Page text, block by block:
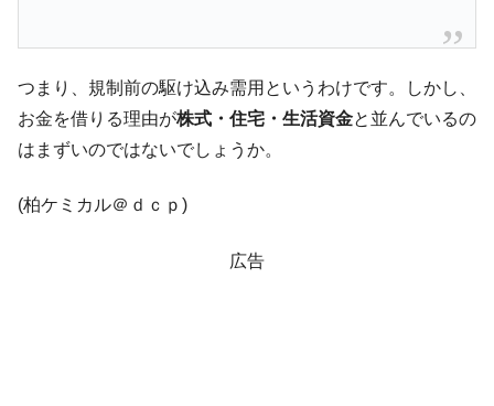
た ⇒ 国家が行った恐るべき株価操作であり、空前の国政壟
『Money1』
韓国･警察職員が「丸刈りになって抗議活
動」
『Money1』
中国だけが鉄鋼輸出を異常増加させる ⇒ 中
つまり、規制前の駆け込み需用というわけです。しかし、
お金を借りる理由が株式・住宅・生活資金と並んでいるの
はまずいのではないでしょうか。
(柏ケミカル＠ｄｃｐ)
広告